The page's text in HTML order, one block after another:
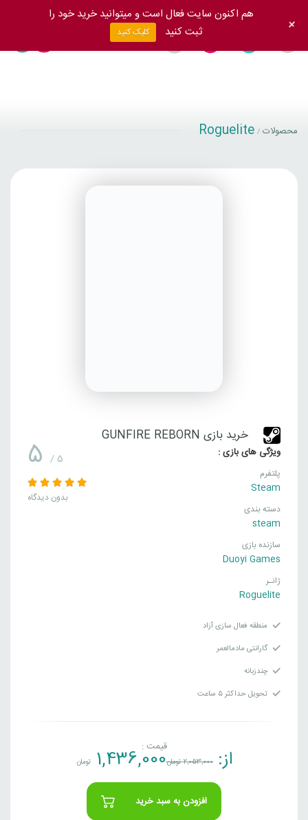
محصولات /
Roguelite
خرید بازی GUNFIRE REBORN
ویژگی های بازی :
پلتفرم
Steam
دسته بندی
steam
سازنده بازی
Duoyi Games
ژانـر
Roguelite
5 / 5
بدون دیدگاه
منطقه فعال سازی آزاد
گارانتی مادمالعمر
چندزبانه
تحویل حداکثر ۵ ساعت
قیمت : از:2,053,000تومان1,436,000 تومان
افزودن به سبد خرید
هم اکنون سایت فعال است و میتوانید خرید خود را
ثبت کنید
کلیک کنید +